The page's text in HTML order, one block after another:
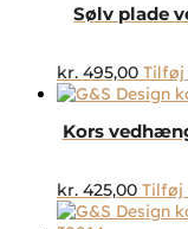
Sølv plade
kr. 495,00
Kors
kr. 425,00 Tilføj